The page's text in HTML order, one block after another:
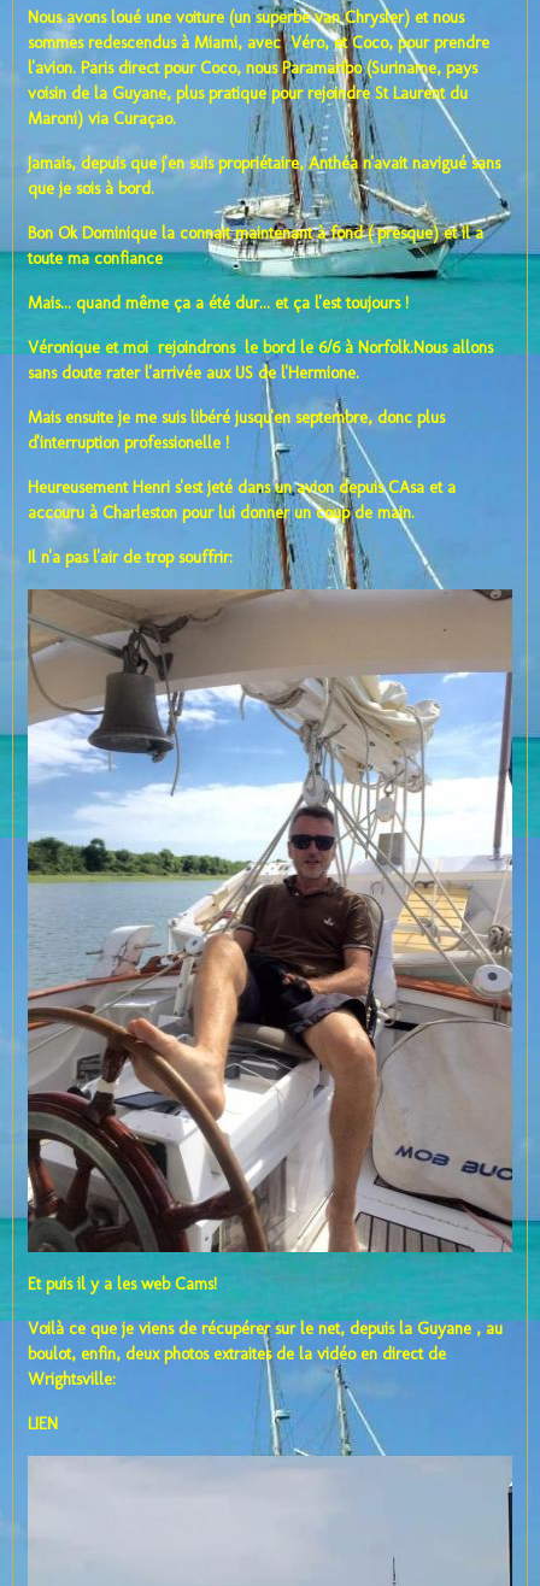
Nous avons loué une voiture (un superbe van Chrysler) et nous
sommes redescendus à Miami, avec Véro, et Coco, pour prendre
l'avion. Paris direct pour Coco, nous Paramaribo (Suriname, pays
voisin de la Guyane, plus pratique pour rejoindre St Laurent du
Maroni) via Curaçao.
Jamais, depuis que j'en suis propriétaire, Anthéa n'avait navigué sans
que je sois à bord.
Bon Ok Dominique la connait maintenant à fond ( presque) et il a
toute ma confiance
Mais... quand même ça a été dur... et ça l'est toujours !
Véronique et moi rejoindrons le bord le 6/6 à Norfolk.Nous allons
sans doute rater l'arrivée aux US de l'Hermione.
Mais ensuite je me suis libéré jusqu'en septembre, donc plus
d'interruption professionelle !
Heureusement Henri s'est jeté dans un avion depuis CAsa et a
accouru à Charleston pour lui donner un coup de main.
Il n'a pas l'air de trop souffrir:
Et puis il y a les web Cams!
Voilà ce que je viens de récupérer sur le net, depuis la Guyane , au
boulot, enfin, deux photos extraites de la vidéo en direct de
Wrightsville:
LIEN